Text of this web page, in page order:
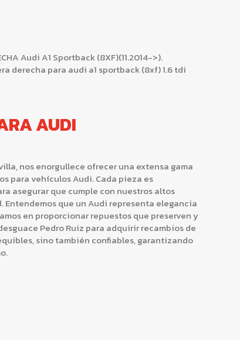
Audi A1 Sportback (8XF)(11.2014->).
derecha para audi a1 sportback (8xf) 1.6 tdi
AUDI
nos enorgullece ofrecer una extensa gama
para vehículos Audi. Cada pieza es
asegurar que cumple con nuestros altos
que un Audi representa elegancia
en proporcionar repuestos que preserven y
Pedro Ruiz para adquirir recambios de
sino también confiables, garantizando